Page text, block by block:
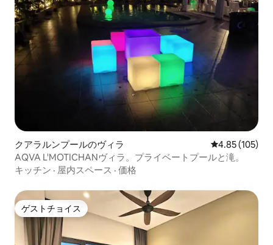
クアラルンプールのヴィラ レビュー105
4.85 (105)
AQVA L'MOTICHANヴィラ。プライベートプールと滝。
キッチン · 屋内スペース · 価格
ゲストチョイス
ゲストチョイス